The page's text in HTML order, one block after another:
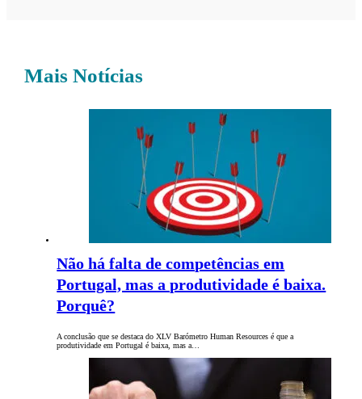
Mais Notícias
Não há falta de competências em
Portugal, mas a produtividade é baixa.
Porquê?
A conclusão que se destaca do XLV Barómetro Human Resources é que a
produtividade em Portugal é baixa, mas a…